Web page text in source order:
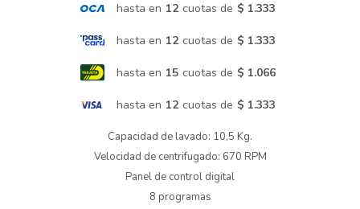
hasta en 12 cuotas de $ 1.333
hasta en 12 cuotas de $ 1.333
hasta en 15 cuotas de $ 1.066
hasta en 12 cuotas de $ 1.333
Capacidad de lavado: 10,5 Kg.
Velocidad de centrifugado: 670 RPM
Panel de control digital
8 programas
Bicicletas y más